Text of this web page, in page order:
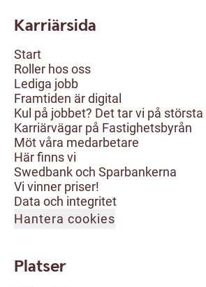
Karriärsida
Start
Roller hos oss
Lediga jobb
Framtiden är digital
Kul på jobbet? Det tar vi på
Karriärvägar på Fastighetsbyrån
Möt våra medarbetare
Här finns vi
Swedbank och Sparbankerna
Vi vinner priser!
Data och integritet
Hantera cookies
Platser